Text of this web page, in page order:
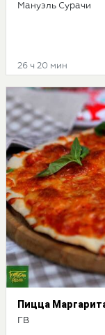
Мануэль Сурачи
26 ч 20 мин
Пицца
ГВ